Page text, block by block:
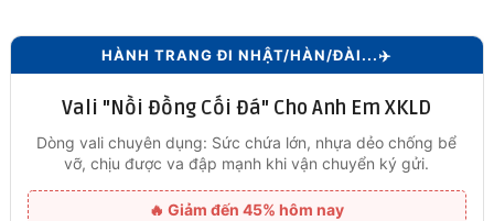
HÀNH TRANG ĐI NHẬT/HÀN/ĐÀI...✈️
Vali "Nồi Đồng Cối Đá" Cho Anh Em XKLD
Dòng vali chuyên dụng: Sức chứa lớn, nhựa dẻo chống bể
vỡ, chịu được va đập mạnh khi vận chuyển ký gửi.
🔥 Giảm đến 45% hôm nay